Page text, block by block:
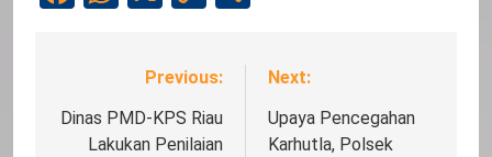
Navigasi
pos
Previous:
Dinas PMD-KPS Riau
Lakukan Penilaian
Next:
Upaya Pencegahan
Karhutla, Polsek